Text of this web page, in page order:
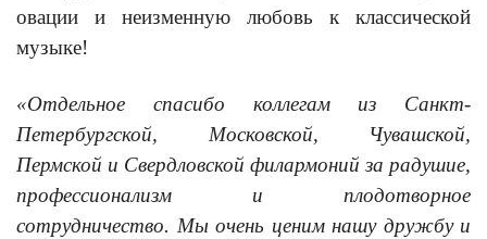
овации и неизменную любовь к классической
музыке!
«Отдельное спасибо коллегам из Санкт-
Петербургской, Московской, Чувашской,
Пермской и Свердловской филармоний за радушие,
профессионализм и плодотворное
сотрудничество. Мы очень ценим нашу дружбу и